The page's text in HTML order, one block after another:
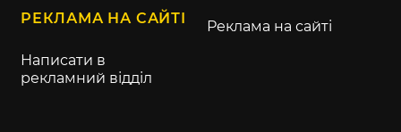
РЕКЛАМА НА САЙТІ
Написати в
рекламний відділ
Реклама на сайті